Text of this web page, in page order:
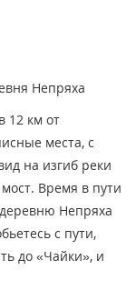
Непряха
12 км от
места, с
на изгиб реки
Время в пути
Непряха
с пути,
до «Чайки», и